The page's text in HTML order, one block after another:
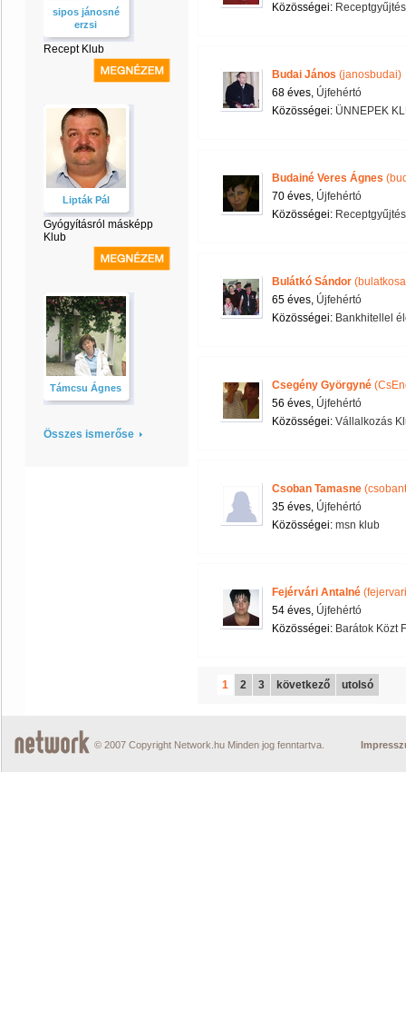
sipos jánosné
erzsi
Recept Klub
Lipták Pál
Gyógyításról másképp
Klub
Támcsu Ágnes
Összes ismerőse
Közösségei:
Budai János (janosbudai)
68 éves, Újfehértó
Közösségei: ÜNNEPEK
Budainé Veres Ágnes
70 éves, Újfehértó
Közösségei:
Bulátkó Sándor
65 éves, Újfehértó
Közösségei: Bankhitellel
Csegény Györgyné
56 éves, Újfehértó
Közösségei: Vállalkozás
Csoban Tamasne
35 éves, Újfehértó
Közösségei: msn klub
Fejérvári Antalné
54 éves, Újfehértó
Közösségei: Barátok Közt
1 2 3 következő utolsó
© 2007 Copyright Network.hu Minden jog fenntartva.